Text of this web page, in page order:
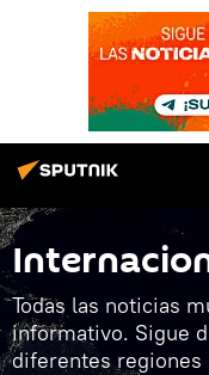
Todas las noticias
informativo. Sigue
diferentes regiones